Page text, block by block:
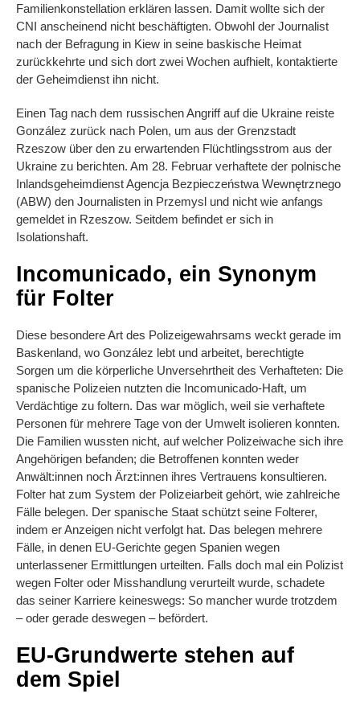
Familienkonstellation erklären lassen. Damit wollte sich der
CNI anscheinend nicht beschäftigten. Obwohl der Journalist
nach der Befragung in Kiew in seine baskische Heimat
zurückkehrte und sich dort zwei Wochen aufhielt, kontaktierte
der Geheimdienst ihn nicht.
Einen Tag nach dem russischen Angriff auf die Ukraine reiste
González zurück nach Polen, um aus der Grenzstadt
Rzeszow über den zu erwartenden Flüchtlingsstrom aus der
Ukraine zu berichten. Am 28. Februar verhaftete der polnische
Inlandsgeheimdienst Agencja Bezpieczeństwa Wewnętrznego
(ABW) den Journalisten in Przemysl und nicht wie anfangs
gemeldet in Rzeszow. Seitdem befindet er sich in
Isolationshaft.
Incomunicado, ein Synonym
für Folter
Diese besondere Art des Polizeigewahrsams weckt gerade im
Baskenland, wo González lebt und arbeitet, berechtigte
Sorgen um die körperliche Unversehrtheit des Verhafteten: Die
spanische Polizeien nutzten die Incomunicado-Haft, um
Verdächtige zu foltern. Das war möglich, weil sie verhaftete
Personen für mehrere Tage von der Umwelt isolieren konnten.
Die Familien wussten nicht, auf welcher Polizeiwache sich ihre
Angehörigen befanden; die Betroffenen konnten weder
Anwält:innen noch Ärzt:innen ihres Vertrauens konsultieren.
Folter hat zum System der Polizeiarbeit gehört, wie zahlreiche
Fälle belegen. Der spanische Staat schützt seine Folterer,
indem er Anzeigen nicht verfolgt hat. Das belegen mehrere
Fälle, in denen EU-Gerichte gegen Spanien wegen
unterlassener Ermittlungen urteilten. Falls doch mal ein Polizist
wegen Folter oder Misshandlung verurteilt wurde, schadete
das seiner Karriere keineswegs: So mancher wurde trotzdem
– oder gerade deswegen – befördert.
EU-Grundwerte stehen auf
dem Spiel